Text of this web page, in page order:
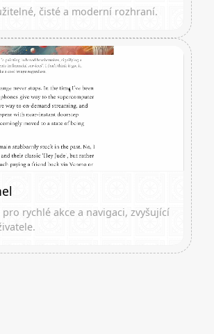
čisté a moderní rozhraní.
rychlé akce a navigaci, zvyšující